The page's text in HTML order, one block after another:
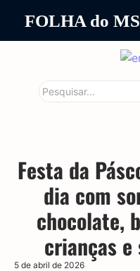
FOLHA do MS
Festa da
dia com
chocolate,
crianças e
5 de abril de 2026